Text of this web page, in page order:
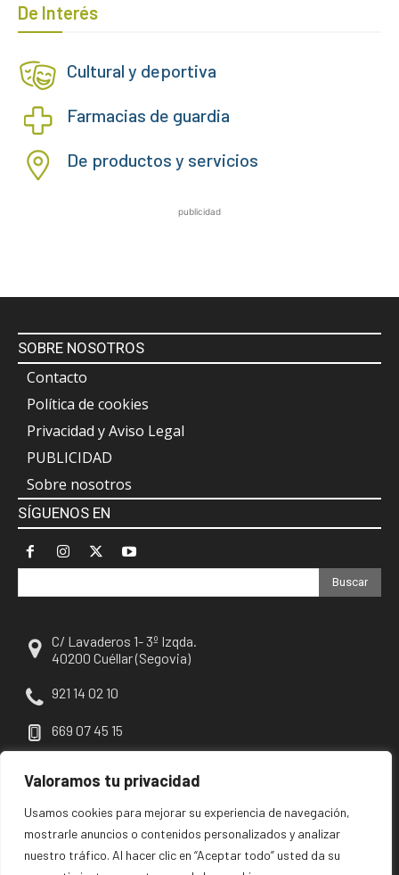
Valoramos tu privacidad
Usamos cookies para mejorar su experiencia de navegación,
mostrarle anuncios o contenidos personalizados y analizar
nuestro tráfico. Al hacer clic en “Aceptar todo” usted da su
De Interés
Cultural y deportiva
Farmacias de guardia
De productos y servicios
publicidad
SOBRE NOSOTROS
Contacto
Política de cookies
Privacidad y Aviso Legal
PUBLICIDAD
Sobre nosotros
SÍGUENOS EN
Buscar
C/ Lavaderos 1- 3º Izqda.
40200 Cuéllar (Segovia)
921 14 02 10
669 07 45 15